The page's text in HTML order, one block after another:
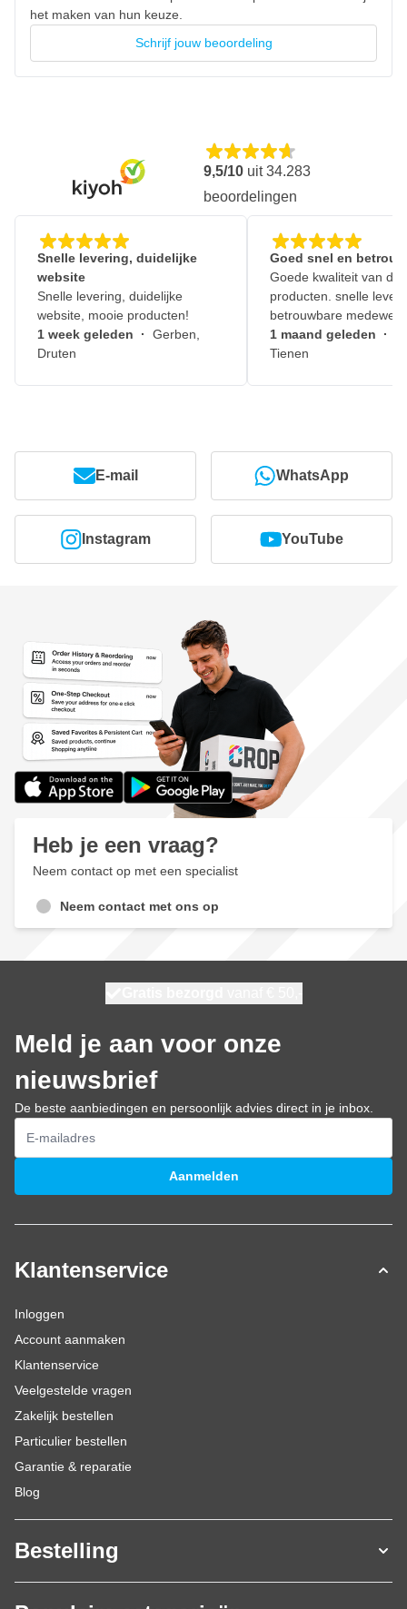
het maken van hun keuze.
Schrijf jouw beoordeling
9,5/10 uit34.283
beoordelingen
Snelle levering, duidelijke
website
Snelle levering, duidelijke
website, mooie producten!
1 week geleden · Gerben,
Druten
Goed snel en
Goede kwaliteit van de
producten. snelle
betrouwbare
1 maand geleden ·
Tienen
E-mail WhatsApp
Instagram YouTube
Heb je een vraag?
Neem contact op met een specialist
Neem contact met ons op
Meld je aan voor onze
nieuwsbrief
De beste aanbiedingen en persoonlijk advies direct in je inbox.
E-mailadres
Aanmelden
Klantenservice
Inloggen
Account aanmaken
Klantenservice
Veelgestelde vragen
Zakelijk bestellen
Particulier bestellen
Garantie & reparatie
Blog
Bestelling